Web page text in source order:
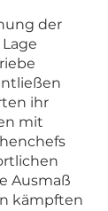
der
ihr
mit
Ausmaß
kämpften